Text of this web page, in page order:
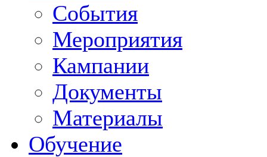
События
Мероприятия
Кампании
Документы
Материалы
Обучение